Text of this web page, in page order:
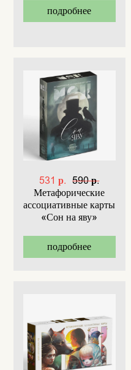
подробнее
531 р. 590 р.
Метафорические
ассоциативные карты
«Сон на яву»
подробнее